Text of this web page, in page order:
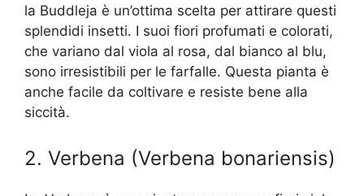
la Buddleja è un’ottima scelta per attirare questi
splendidi insetti. I suoi fiori profumati e colorati,
che variano dal viola al rosa, dal bianco al blu,
sono irresistibili per le farfalle. Questa pianta è
anche facile da coltivare e resiste bene alla
siccità.
2. Verbena (Verbena bonariensis)